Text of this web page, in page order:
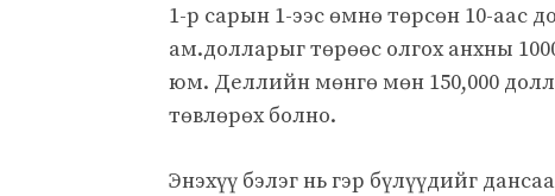
1-р сарын 1-ээс өмнө төрсөн 10-аас
ам.долларыг төрөөс олгох анхны
юм. Деллийн мөнгө мөн 150,000
төвлөрөх болно.
Энэхүү бэлэг нь гэр бүлүүдийг